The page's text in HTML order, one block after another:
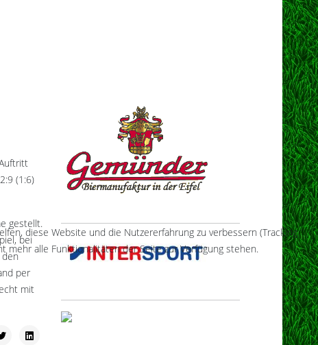
(1:6)
gestellt.
bei
den
per
mit
diese Website und die Nutzererfahrung zu verbessern (Tracking
mehr alle Funktionalitäten der Seite zur Verfügung stehen.